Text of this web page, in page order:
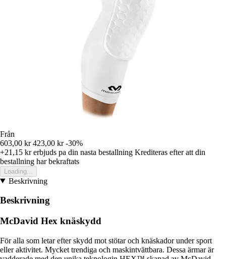
Från
603,00 kr 423,00 kr -30%
+21,15 krerbjuds pa din nasta bestallning Krediteras efter att din
bestallning har bekraftats
Loading...
Beskrivning
Beskrivning
McDavid Hex knäskydd
För alla som letar efter skydd mot stötar och knäskador under sport
eller aktivitet. Mycket trendiga och maskintvättbara. Dessa ärmar är